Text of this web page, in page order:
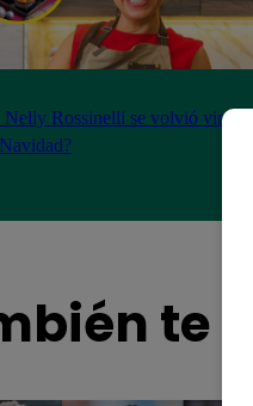
Nelly Rossinelli se volvió viral
te